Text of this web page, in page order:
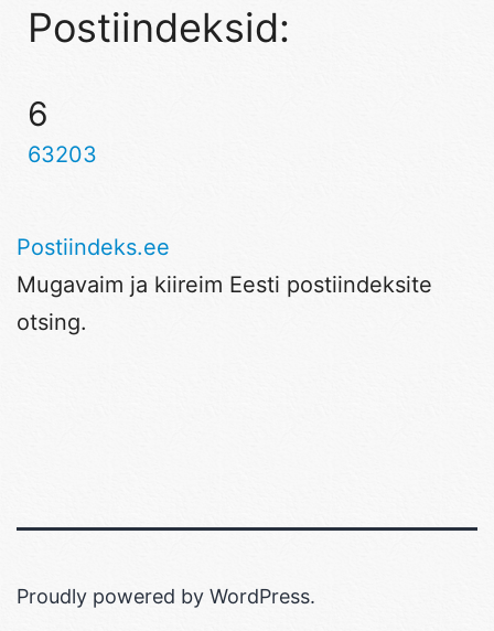
Postiindeksid:
6
63203
Postiindeks.ee
Mugavaim ja kiireim Eesti postiindeksite
otsing.
Proudly powered by WordPress.